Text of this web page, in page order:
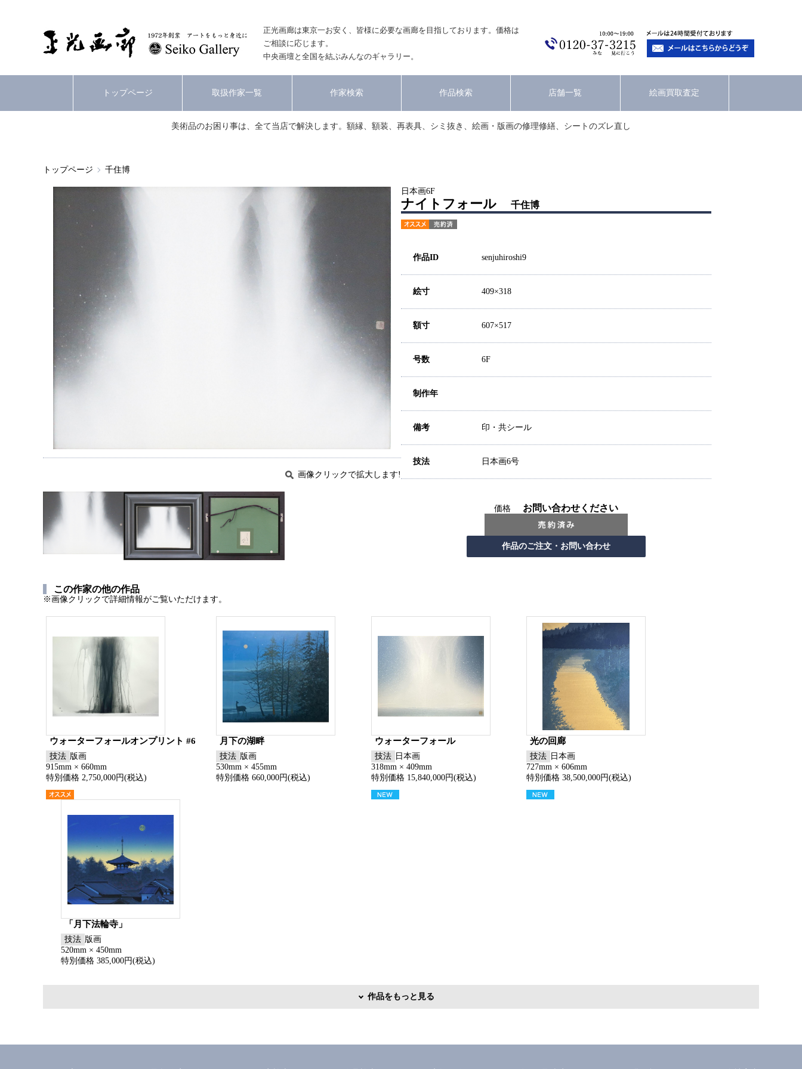
正光画廊は東京一お安く、皆様に必要な画廊を目指しております。価格は
ご相談に応じます。
中央画壇と全国を結ぶみんなのギャラリー。
トップページ 取扱作家一覧 作家検索 作品検索 店舗一覧 絵画買取査定
美術品のお困り事は、全て当店で解決します。額縁、額装、再表具、シミ抜き、絵画・版画の修理修繕、シートのズレ直し
トップページ 千住博
画像クリックで拡大します!
日本画6F
ナイトフォール 千住博
作品ID senjuhiroshi9
絵寸 409×318
額寸 607×517
号数 6F
制作年
備考 印・共シール
技法 日本画6号
価格 お問い合わせください
この作家の他の作品
※画像クリックで詳細情報がご覧いただけます。
ウォーターフォールオンプリント #6
技法 版画
915mm × 660mm
特別価格 2,750,000円(税込)
月下の湖畔
技法 版画
530mm × 455mm
特別価格 660,000円(税込)
ウォーターフォール
技法 日本画
318mm × 409mm
特別価格 15,840,000円(税込)
光の回廊
技法 日本画
727mm × 606mm
特別価格 38,500,000円(税込)
「月下法輪寺」
技法 版画
520mm × 450mm
特別価格 385,000円(税込)
作品をもっと見る